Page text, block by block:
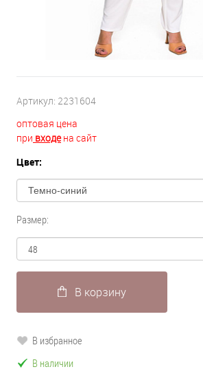
Артикул: 2231604
оптовая цена
при входена сайт
Цвет:
Размер:
В корзину
В избранное
В наличии